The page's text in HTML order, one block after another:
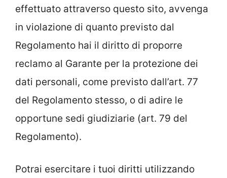
effettuato attraverso questo sito, avvenga
in violazione di quanto previsto dal
Regolamento hai il diritto di proporre
reclamo al Garante per la protezione dei
dati personali, come previsto dall’art. 77
del Regolamento stesso, o di adire le
opportune sedi giudiziarie (art. 79 del
Regolamento).
Potrai esercitare i tuoi diritti utilizzando